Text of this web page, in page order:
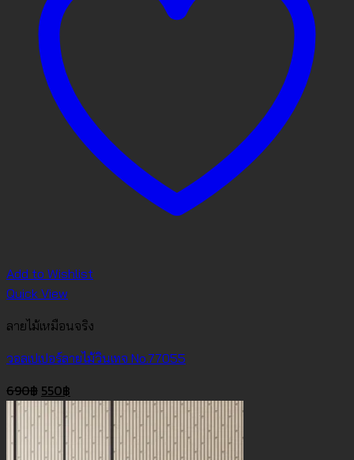
Add to Wishlist
Quick View
ลายไม้เหมือนจริง
วอลเปเปอร์ลายไม้วินเทจ No.77055
690฿ Original
price
was:
690฿.
550฿
price
is:
550฿.